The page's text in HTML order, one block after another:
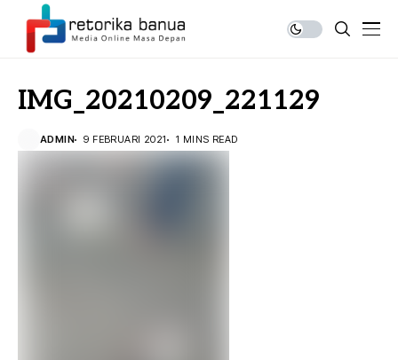
IMG_20210209_221129
ADMIN 9 FEBRUARI 2021 1 MINS READ